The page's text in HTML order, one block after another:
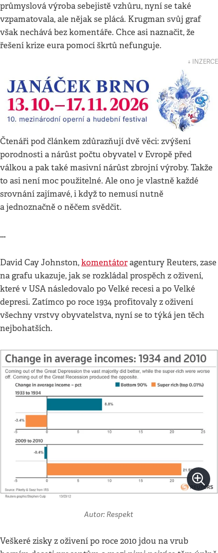
průmyslová výroba sebejistě vzhůru, nyní se také
vzpamatovala, ale nějak se plácá. Krugman svůj graf
však nechává bez komentáře. Chce asi naznačit, že
řešení krize eura pomocí škrtů nefunguje.
↓ INZERCE
Čtenáři pod článkem zdůrazňují dvě věci: zvýšení
porodnosti a nárůst počtu obyvatel v Evropě před
válkou a pak také masivní nárůst zbrojní výroby. Takže
to asi není moc použitelné. Ale ono je vlastně každé
srovnání zajímavé, i když to nemusí nutně
a jednoznačně o něčem svědčit.
…
David Cay Johnston,komentátoragentury Reuters, zase
na grafu ukazuje, jak se rozkládal prospěch z oživení,
které v USA následovalo po Velké recesi a po Velké
depresi. Zatímco po roce 1934 profitovaly z oživení
všechny vrstvy obyvatelstva, nyní se to týká jen těch
nejbohatších.
Autor: Respekt
Veškeré zisky z oživení po roce 2010 jdou na vrub